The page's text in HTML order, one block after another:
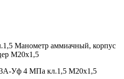
Манометр аммиачный, корпус
М20х1,5
Уф 4 МПа кл.1,5 М20х1,5